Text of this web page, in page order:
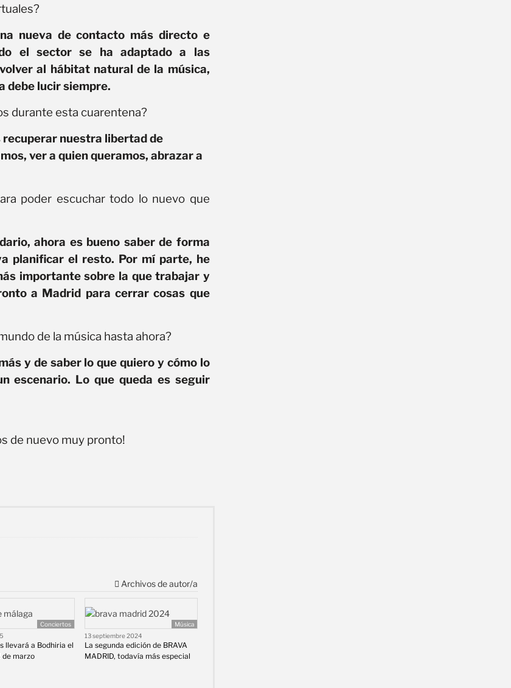
nueva de contacto más directo e
el sector se ha adaptado a las
al hábitat natural de la música,
debe lucir siempre.
durante esta cuarentena?
recuperar nuestra libertad de
ver a quien queramos, abrazar a
poder escuchar todo lo nuevo que
ahora es bueno saber de forma
planificar el resto. Por mí parte, he
importante sobre la que trabajar y
a Madrid para cerrar cosas que
de la música hasta ahora?
y de saber lo que quiero y cómo lo
escenario. Lo que queda es seguir
de nuevo muy pronto!
Archivos de autor/a
Conciertos
llevará a Bodhiria el
de marzo
Música
13 septiembre 2024
La segunda edición de BRAVA
MADRID, todavía más especial